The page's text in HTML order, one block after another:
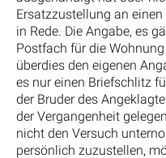
Ersatzzustellung an
in Rede. Die Angabe, es
Postfach für die
überdies den eigenen
es nur einen Briefschlitz
der Bruder des
der Vergangenheit
nicht den Versuch
persönlich zuzustellen,